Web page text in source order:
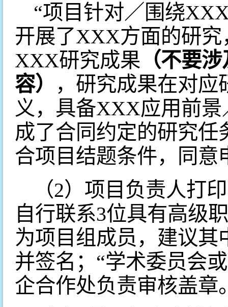
“项目针对／围绕
开展了XXX方面的研
XXX研究成果 （不要涉
容）
，研究成果在对
义，具备XXX应用前
成了合同约定的研究
合项目结题条件，同意
（2）项目负责人打
自行联系3位具有高级
为项目组成员，建议其
并签名；“学术委员会
企合作处负责审核盖章